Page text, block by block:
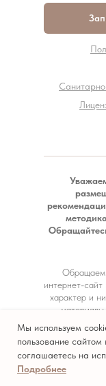
Мы используем
пользование
соглашаетесь на
Подробнее
Обращаем
интернет-
характер и
положениями